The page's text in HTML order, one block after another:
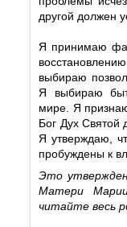
другой должен
Я принимаю
выбираю
Я выбираю
мире. Я
Бог Дух Святой
Я утверждаю,
пробуждены к
Это
Матери
читайте весь